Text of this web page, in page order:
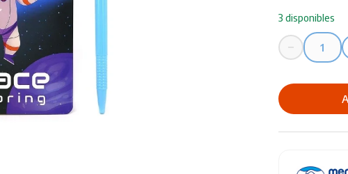
3 disponibles
−
Cuaderno
Space
con